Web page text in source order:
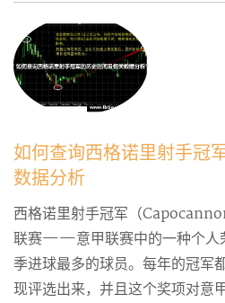
如何查询西格诺里射手冠
数据分析
西格诺里射手冠军（
联赛——意甲联赛中的一种个人
季进球最多的球员。每年的冠军
现评选出来，并且这个奖项对意